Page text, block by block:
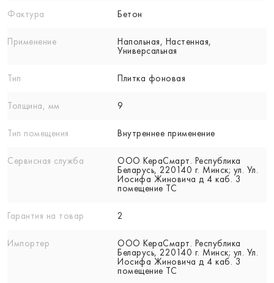
Фактура Бетон
Применение
Напольная, Настенная,
Универсальная
Тип Плитка фоновая
Толщина, мм 9
Тип помещения Внутреннее применение
Сервисная служба
ООО КераСмарт. Республика
Беларусь, 220140 г. Минск; ул. Ул.
Иосифа Жиновича д 4 каб. 3
помещение ТС
Гарантия на товар 2
Импортер
ООО КераСмарт. Республика
Беларусь, 220140 г. Минск; ул. Ул.
Иосифа Жиновича д 4 каб. 3
помещение ТС